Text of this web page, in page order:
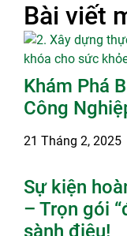
Bài viết
Khám Phá
Công
21 Tháng 2, 2025
Sự kiện
– Trọn gói
sành điệu!